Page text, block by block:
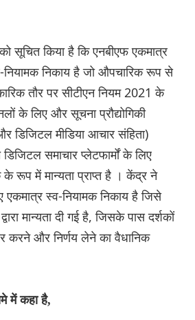
सूचित किया है कि एनबीएफ एकमात्र
निकाय है जो औपचारिक रूप से
तौर पर सीटीएन नियम 2021 के
के लिए और सूचना प्रौद्योगिकी
और डिजिटल मीडिया आचार संहिता)
समाचार प्लेटफार्मों के लिए
रूप में मान्यता प्राप्त है । केंद्र ने
एकमात्र स्व-नियामक निकाय है जिसे
मान्यता दी गई है, जिसके पास दर्शकों
करने और निर्णय लेने का वैधानिक
में कहा है,